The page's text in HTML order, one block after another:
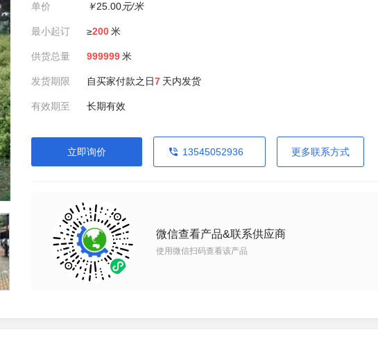
单价 ￥25.00元/米
最小起订 ≥200米
供货总量 999999米
发货期限 自买家付款之日7 天内发货
有效期至 长期有效
立即询价 13545052936 更多联系方式
微信查看产品&联系供应商
使用微信扫码查看该产品